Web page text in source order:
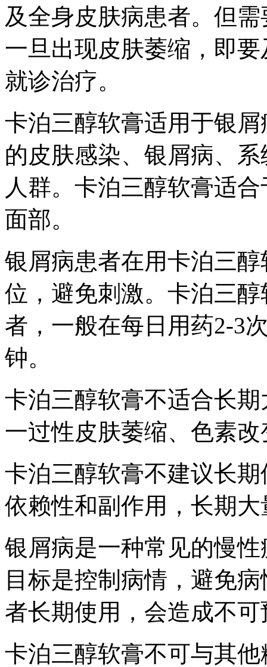
及全身皮肤病患者。但
一旦出现皮肤萎缩，即
就诊治疗。
卡泊三醇软膏适用于银
的皮肤感染、银屑病、
人群。卡泊三醇软膏适
面部。
银屑病患者在用卡泊三
位，避免刺激。卡泊三
者，一般在每日用药2-3
钟。
卡泊三醇软膏不适合长
一过性皮肤萎缩、色素
卡泊三醇软膏不建议长
依赖性和副作用，长期
银屑病是一种常见的慢
目标是控制病情，避免
者长期使用，会造成不
卡泊三醇软膏不可与其